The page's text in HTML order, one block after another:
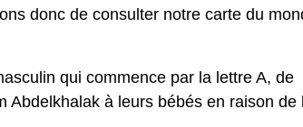
donc de consulter notre carte du
qui commence par la lettre A, de
Abdelkhalak à leurs bébés en raison de